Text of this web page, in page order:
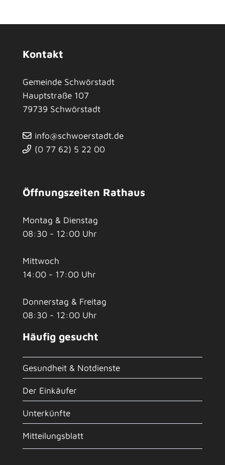
Kontakt
Gemeinde Schwörstadt
Hauptstraße 107
79739 Schwörstadt
info@schwoerstadt.de
(0 77 62) 5 22 00
Öffnungszeiten Rathaus
Montag & Dienstag
08:30 - 12:00 Uhr
Mittwoch
14:00 - 17:00 Uhr
Donnerstag & Freitag
08:30 - 12:00 Uhr
Häufig gesucht
Gesundheit & Notdienste
Der Einkäufer
Unterkünfte
Mitteilungsblatt